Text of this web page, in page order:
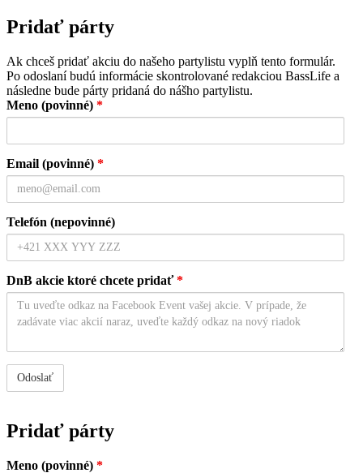
Pridať párty
Ak chceš pridať akciu do našeho partylistu vyplň tento formulár.
Po odoslaní budú informácie skontrolované redakciou BassLife a
následne bude párty pridaná do nášho partylistu.
Meno (povinné) *
Email (povinné) *
Telefón (nepovinné)
DnB akcie ktoré chcete pridať*
Pridať párty
Meno (povinné) *